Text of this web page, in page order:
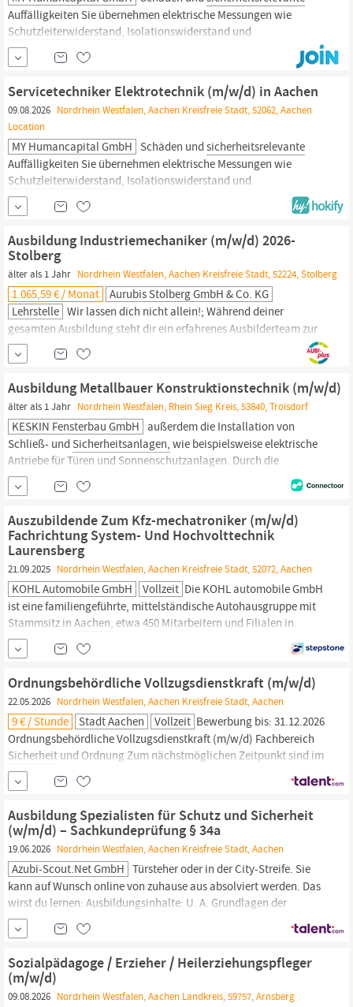
Auffälligkeiten Sie übernehmen elektrische Messungen wie
Schutzleiterwiderstand, Isolationswiderstand und
Berührungsstrom mithilfe geprüfter Messgeräte Darüber hinaus
dokumentieren Sie Prüfergebnisse strukturiert in Prüfprotokollen
und Mängelberichten und bewerten die Ergebnisse gemäß
Servicetechniker Elektrotechnik (m/w/d) in Aachen
09.08.2026 Nordrhein Westfalen, Aachen Kreisfreie Stadt, 52062, Aachen
Location
MY Humancapital GmbH Schäden und sicherheitsrelevante
Auffälligkeiten Sie übernehmen elektrische Messungen wie
Schutzleiterwiderstand, Isolationswiderstand und
Berührungsstrom mithilfe geprüfter Messgeräte Darüber hinaus
dokumentieren Sie Prüfergebnisse strukturiert in Prüfprotokollen
und Mängelberichten und bewerten die Ergebnisse gemäß
Ausbildung Industriemechaniker (m/w/d) 2026-
Stolberg
älter als 1 Jahr Nordrhein Westfalen, Aachen Kreisfreie Stadt, 52224, Stolberg
1.065,59 € / Monat
Aurubis Stolberg GmbH & Co. KG
Lehrstelle Wir lassen dich nicht allein!; Während deiner
gesamten Ausbildung steht dir ein erfahrenes Ausbilderteam zur
Seite. Es fördert dich individuell, basierend auf deinen Stärken
und Schwächen.;
geht vor! ;Werde;Ersthelfer, um dich
und deine Kollegen in Notfällen versorgen zu können. Wusstest du
schon, dass du die Ersthelferausbildung bei deinem
Ausbildung Metallbauer Konstruktionstechnik (m/w/d)
älter als 1 Jahr Nordrhein Westfalen, Rhein Sieg Kreis, 53840, Troisdorf
KESKIN Fensterbau GmbH außerdem die Installation von
Schließ- und Sicherheitsanlagen, wie beispielsweise elektrische
Antriebe für Türen und Sonnenschutzanlagen. Durch die
Verwendung elektrifizierter Systeme tragen wir zur Automation
von Gebäuden der Zukunft bei. Wir wünschen Gewünscht ist ein
gutes technisches Verständnis, handwerkliches Geschick und
Zuverlässigkeit.
Auszubildende Zum Kfz-mechatroniker (m/w/d)
Fachrichtung System- Und Hochvolttechnik
Laurensberg
21.09.2025 Nordrhein Westfalen, Aachen Kreisfreie Stadt, 52072, Aachen
KOHL Automobile GmbH Vollzeit Die KOHL automobile GmbH
ist eine familiengeführte, mittelständische Autohausgruppe mit
Stammsitz in Aachen, etwa 450 Mitarbeitern und Filialen in
Laurensberg, Heinsberg und Bergheim. Wir vertreiben die PKW-
Marken BMW, MINI, Land Rover, GEELY, Opel, Alfa Romeo und
Leapmotor, die Motorrad-Marken BMW, Harley-Davidson und
Aprilia, die Roller-Marke Vespa...
Ordnungsbehördliche Vollzugsdienstkraft (m/w/d)
22.05.2026 Nordrhein Westfalen, Aachen Kreisfreie Stadt, Aachen
9 € / Stunde Stadt Aachen Vollzeit Bewerbung bis: 31.12.2026
Ordnungsbehördliche Vollzugsdienstkraft (m/w/d) Fachbereich
Sicherheit und Ordnung Zum nächstmöglichen Zeitpunkt sind im
Fachbereich
Sicherheit
„Ordnungs- undSicherheitsdienst,
„Ordnungs...
Ausbildung Spezialisten für Schutz und Sicherheit
(w/m/d) – Sachkundeprüfung § 34a
19.06.2026 Nordrhein Westfalen, Aachen Kreisfreie Stadt, Aachen
Azubi-Scout.net GmbH Türsteher oder in der City-Streife. Sie
kann auf Wunsch online von zuhause aus absolviert werden. Das
wirst du lernen: Ausbildungsinhalte: U. A. Grundlagen der
Rechtskunde, Gewerberecht und Datenschutz,
Kommunikationsstrategien und Deeskalationstechniken,
Situationsbeurteilung und effektive Konfliktbewältigung,
Zusammenarbeit imSicherheitsdienstund...
Sozialpädagoge / Erzieher / Heilerziehungspfleger
(m/w/d)
09.08.2026 Nordrhein Westfalen, Aachen Landkreis, 59757, Arnsberg